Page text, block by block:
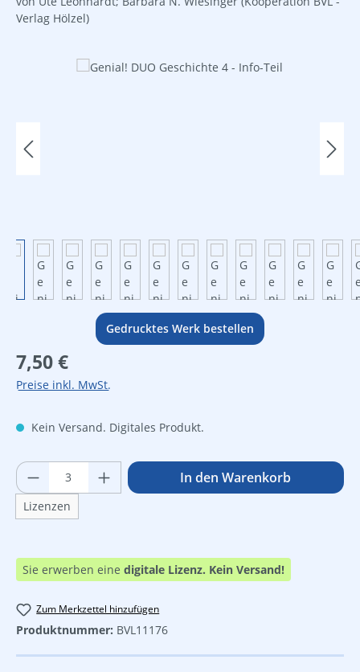
Verlag Hölzel)
Bildergalerie überspringen
Gedrucktes Werk bestellen
Regulärer Preis:
7,50 €
Preise inkl. MwSt.
Kein Versand. Digitales Produkt.
Produkt Anzahl: Gib den gewünschten
Lizenzen
In den Warenkorb
Sie erwerben eine digitale Lizenz. Kein Versand!
Zum Merkzettel hinzufügen
Produktnummer: BVL11176